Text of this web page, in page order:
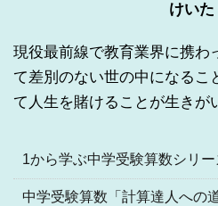
けいた
現役最前線で教育業界に携わ
て差別のない世の中になるこ
て人生を賭けることが生きが
1から学ぶ中学受験算数シリー
中学受験算数「計算達人への